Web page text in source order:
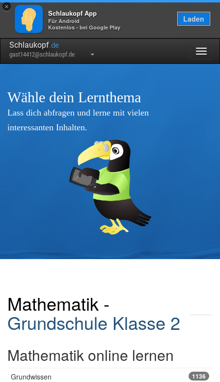
×
Schlaukopf App
Für Android
Kostenlos - bei Google Play
Laden
Schlaukopf.de
gast14412@schlaukopf.de
Wähle dein Lernthema
Lass dich abfragen und lerne mit vielen
interessanten Inhalten.
Mathematik -
Grundschule Klasse 2
Mathematik online lernen
Grundwissen 1136